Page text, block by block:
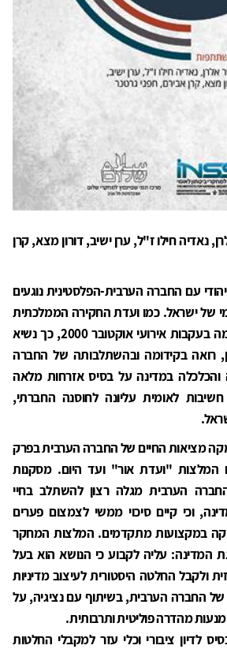
נאדיה חילו ז"ל, ערן ישיב, דורון מצא, קרן
עם החברה הערבית-הפלסטינית נוגעים
של ישראל. כמו ועדת החקירה הממלכתית
("ועדת אור") שהוקמה בעקבות אירועי אוקטובר 2000, כך נשיא
רואה בקידומה ובהשתלבותה של החברה
והכלכלה במדינה על בסיס אזרחות מלאה
לאומית עליונה לחוסנה החברתי,
מציאות החיים של החברה הערבית בפרק
המלצות "ועדת אור" ועד היום. מסקנות
הערבית מגלה רצון להשתלב בחיי
וכי קיים סיכוי ממשי לצמצום פערים
במקצועות מתקדמים. המלצות המחקר
המדינה: עליה לקבוע כי הנושא הוא בעל
ולקבל החלטה היסטורית לעיצוב מדיניות
של החברה הערבית, בשיתוף עם נציגיה, על
מהדרה פוליטית ותרבותית.
לדיון ציבורי וכלי עזר למקבלי החלטות